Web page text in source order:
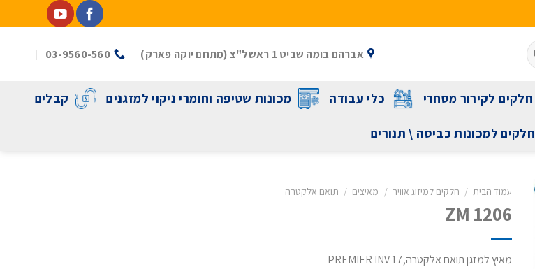
אברהם בומה שביט 1 ראשל"צ (מתחם יוקה פארק) 03-9560-560
חלקים לקירור מסחרי כלי עבודה מכונות שטיפה וחומרי ניקוי למזגנים קבלים
חלקים למכונות כביסה \ תנורים
עמוד הבית / חלקים למיזוג אוויר / מאיצים / תואם אלקטרה
ZM 1206
מאיץ למזגן תואם אלקטרה,PREMIER INV 17